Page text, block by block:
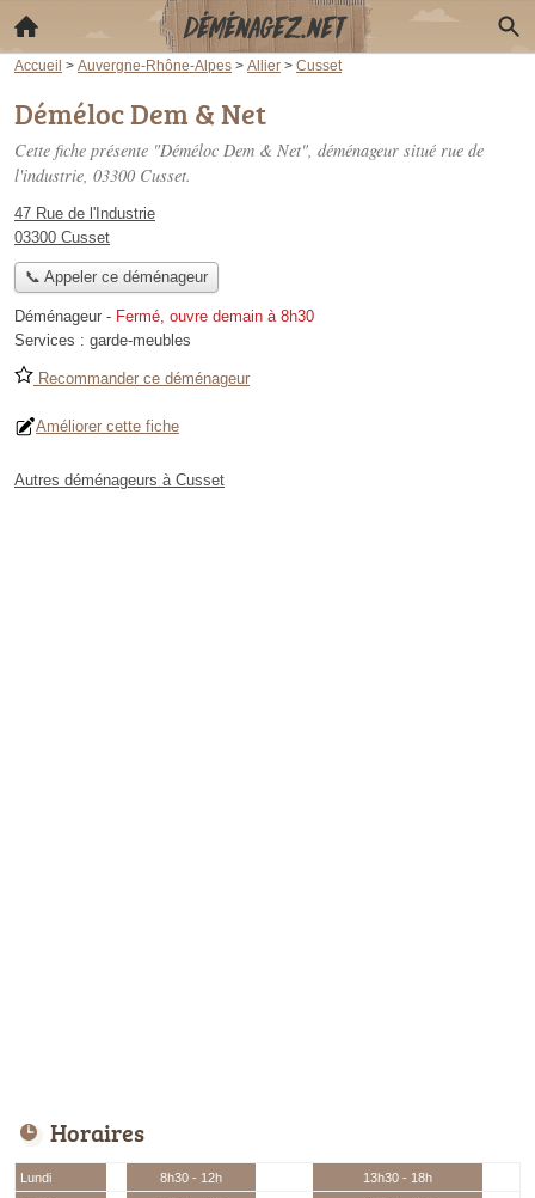
Accueil > Auvergne-Rhône-Alpes > Allier > Cusset
Déméloc Dem & Net
Cette fiche présente "Déméloc Dem & Net", déménageur situé rue de
l'industrie, 03300 Cusset.
47 Rue de l'Industrie
03300 Cusset
📞 Appeler ce déménageur
Déménageur - Fermé, ouvre demain à 8h30
Services : garde-meubles
Recommander ce déménageur
Améliorer cette fiche
Autres déménageurs à Cusset
Horaires
Lundi 8h30 - 12h
13h30 - 18h